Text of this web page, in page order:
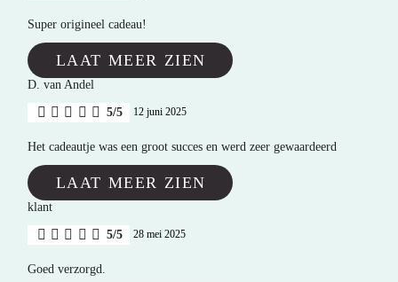
Super origineel cadeau!
LAAT MEER ZIEN
D. van Andel
5/5 12 juni 2025
Het cadeautje was een groot succes en werd zeer gewaardeerd
LAAT MEER ZIEN
klant
5/5 28 mei 2025
Goed verzorgd.